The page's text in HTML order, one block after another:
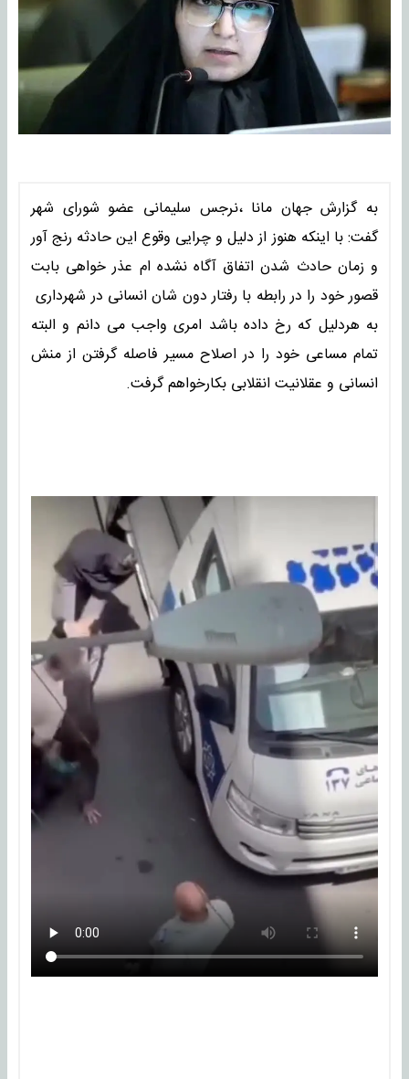
به گزارش جهان مانا ،نرجس سلیمانی عضو شورای شهر
گفت: با اینکه هنوز از دلیل و چرایی وقوع این حادثه رنج آور
و زمان حادث شدن اتفاق آگاه نشده ام عذر خواهی بابت
قصور خود را در رابطه با رفتار دون شان انسانی در شهرداری
به هردلیل که رخ داده باشد امری واجب می دانم و البته
تمام مساعی خود را در اصلاح مسیر فاصله گرفتن از منش
انسانی و عقلانیت انقلابی بکارخواهم گرفت.